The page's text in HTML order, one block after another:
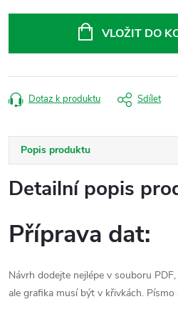
VLOŽIT DO
Dotaz k produktu Sdílet
Popis produktu
Detailní popis
Příprava dat:
Návrh dodejte nejlépe v souboru
ale grafika musí být v křivkách.